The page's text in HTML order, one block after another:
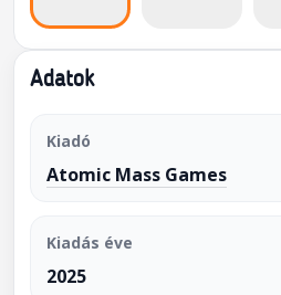
Adatok
Kiadó
Atomic Mass Games
Kiadás éve
2025